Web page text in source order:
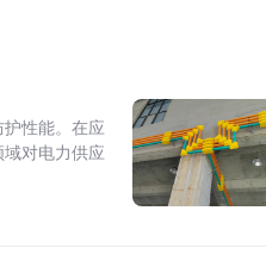
性能。在应
对电力供应